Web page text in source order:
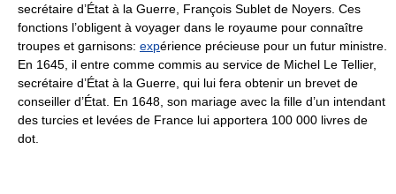
secrétaire d’État à la Guerre, François Sublet de Noyers. Ces
fonctions l’obligent à voyager dans le royaume pour connaître
troupes et garnisons: expérience précieuse pour un futur ministre.
En 1645, il entre comme commis au service de Michel Le Tellier,
secrétaire d’État à la Guerre, qui lui fera obtenir un brevet de
conseiller d’État. En 1648, son mariage avec la fille d’un intendant
des turcies et levées de France lui apportera 100 000 livres de
dot.